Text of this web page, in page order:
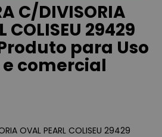
C/DIVISORIA
COLISEU 29429
Produto para Uso
comercial
OVAL PEARL COLISEU 29429